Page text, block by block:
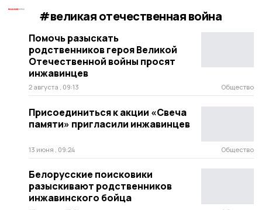
#великая отечественная война
Помочь разыскать
родственников героя Великой
Отечественной войны просят
инжавинцев
2 августа , 09:13 Общество
Присоединиться к акции «Свеча
памяти» пригласили инжавинцев
13 июня , 09:24 Общество
Белорусские поисковики
разыскивают родственников
инжавинского бойца